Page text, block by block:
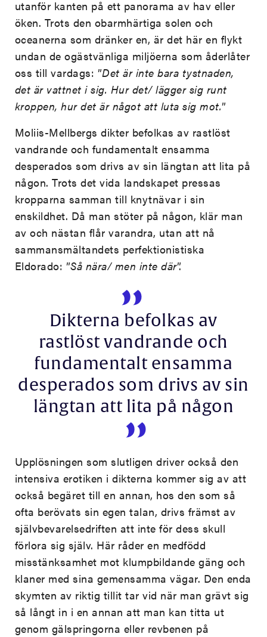
utanför kanten på ett panorama av hav eller
öken. Trots den obarmhärtiga solen och
oceanerna som dränker en, är det här en flykt
undan de ogästvänliga miljöerna som åderlåter
oss till vardags: ”Det är inte bara tystnaden,
det är vattnet i sig. Hur det/ lägger sig runt
kroppen, hur det är något att luta sig mot.”
Moliis-Mellbergs dikter befolkas av rastlöst
vandrande och fundamentalt ensamma
desperados som drivs av sin längtan att lita på
någon. Trots det vida landskapet pressas
kropparna samman till knytnävar i sin
enskildhet. Då man stöter på någon, klär man
av och nästan flår varandra, utan att nå
sammansmältandets perfektionistiska
Eldorado: ”Så nära/ men inte där”.
Dikterna befolkas av
rastlöst vandrande och
fundamentalt ensamma
desperados som drivs av sin
längtan att lita på någon
Upplösningen som slutligen driver också den
intensiva erotiken i dikterna kommer sig av att
också begäret till en annan, hos den som så
ofta berövats sin egen talan, drivs främst av
självbevarelsedriften att inte för dess skull
förlora sig själv. Här råder en medfödd
misstänksamhet mot klumpbildande gäng och
klaner med sina gemensamma vägar. Den enda
skymten av riktig tillit tar vid när man grävt sig
så långt in i en annan att man kan titta ut
genom gälspringorna eller revbenen på